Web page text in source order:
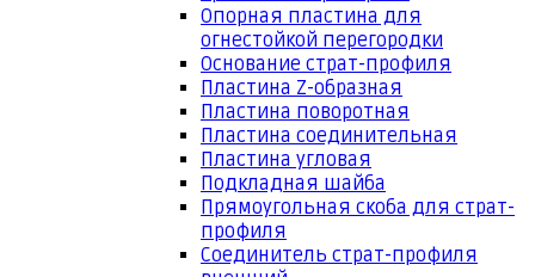
Опорная пластина для
огнестойкой перегородки
Основание страт-профиля
Пластина Z-образная
Пластина поворотная
Пластина соединительная
Пластина угловая
Подкладная шайба
Прямоугольная скоба для страт-
профиля
Соединитель страт-профиля